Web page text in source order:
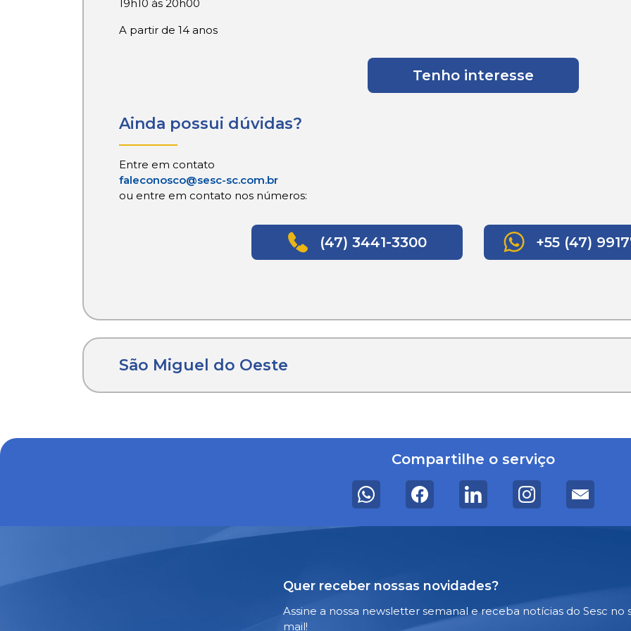
19h10 às 20h00
A partir de 14 anos
Tenho interesse
Ainda possui dúvidas?
Entre em contato
faleconosco@sesc-sc.com.br
ou entre em contato nos números:
(47) 3441-3300 +55 (47)
São Miguel do Oeste
Compartilhe o serviço
Quer receber nossas novidades?
Assine a nossa newsletter semanal e receba notícias do Sesc no
mail!